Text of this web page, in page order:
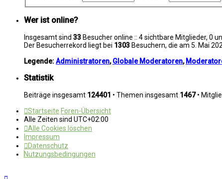
Wer ist online?
Insgesamt sind 33 Besucher online :: 4 sichtbare Mitglieder, 0
Der Besucherrekord liegt bei 1303 Besuchern, die am 5. Mai
Legende:Administratoren,Globale Moderatoren,
Statistik
Beiträge insgesamt 124401 • Themen insgesamt 1467•
Startseite Foren-Übersicht
Alle Zeiten sind UTC+02:00
Alle Cookies löschen
Impressum
Datenschutz
Nutzungsbedingungen